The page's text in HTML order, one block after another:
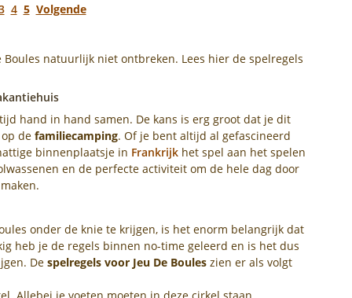
4 5 Volgende
natuurlijk niet ontbreken. Lees hier de spelregels
hand in hand samen. De kans is erg groot dat je dit
de familiecamping. Of je bent altijd al gefascineerd
binnenplaatsje in Frankrijk het spel aan het spelen
en de perfecte activiteit om de hele dag door
onder de knie te krijgen, is het enorm belangrijk dat
heb je de regels binnen no-time geleerd en is het dus
De spelregels voor Jeu De Boules zien er als volgt
Allebei je voeten moeten in deze cirkel staan.